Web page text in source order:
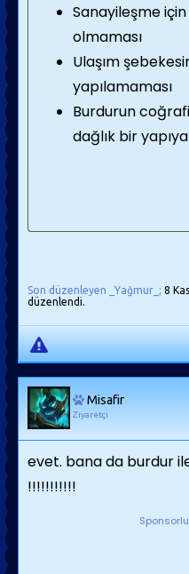
Sanayileşme
olmaması
Ulaşım
yapılamaması
Burdurun
dağlık bir
Son düzenleyen _Yağmur_; 8
düzenlendi.
Misafir
Ziyaretçi
evet. bana da burdur
!!!!!!!!!!!